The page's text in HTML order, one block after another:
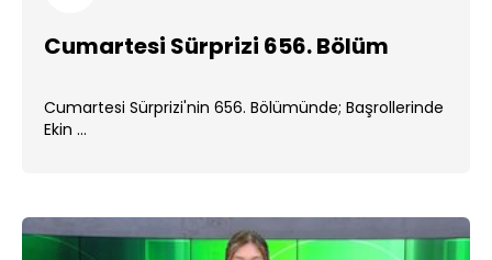
Cumartesi Sürprizi 656. Bölüm
Cumartesi Sürprizi'nin 656. Bölümünde; Başrollerinde
Ekin ...